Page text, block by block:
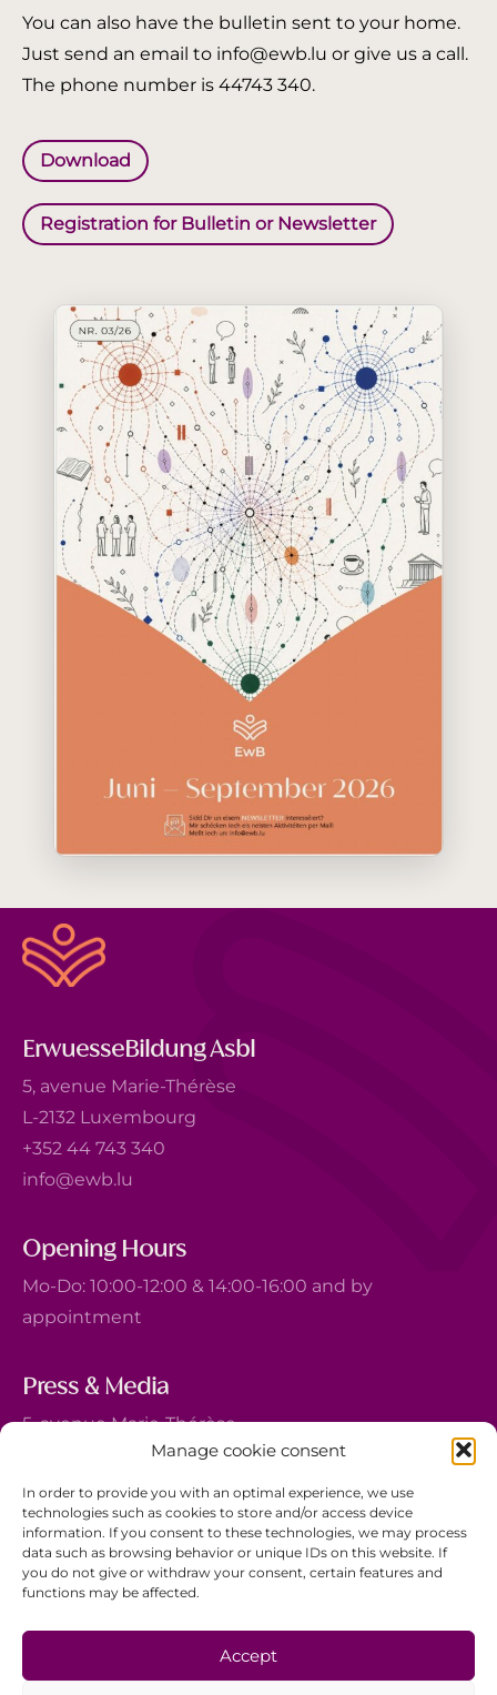
Manage cookie consent
In order to provide you with an optimal experience, we use
technologies such as cookies to store and/or access device
information. If you consent to these technologies, we may process
data such as browsing behavior or unique IDs on this website. If
you do not give or withdraw your consent, certain features and
functions may be affected.
Accept
You can also have the bulletin sent to your home.
Just send an email to info@ewb.lu or give us a call.
The phone number is 44743 340.
Download
Registration for Bulletin or Newsletter
ErwuesseBildung Asbl
5, avenue Marie-Thérèse
L-2132 Luxembourg
+352 44 743 340
info@ewb.lu
Opening Hours
Mo-Do: 10:00-12:00 & 14:00-16:00 and by
appointment
Press & Media
5, avenue Marie-Thérèse
L-2132 Luxembourg
+352 44 743 340
comm@ewb.lu
Donate
Data protection
Disclaimer